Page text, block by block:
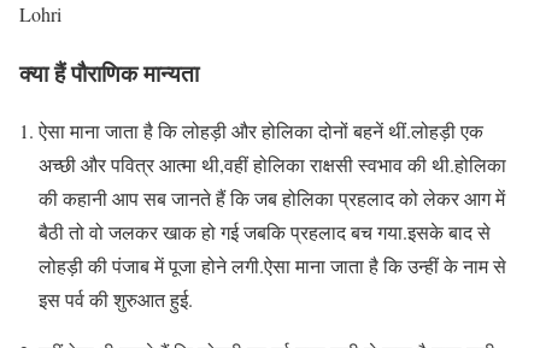
Lohri
क्या हैं पौराणिक मान्यता
ऐसा माना जाता है कि लोहड़ी और होलिका दोनों बहनें थीं.लोहड़ी एक
अच्छी और पवित्र आत्मा थी,वहीं होलिका राक्षसी स्वभाव की थी.होलिका
की कहानी आप सब जानते हैं कि जब होलिका प्रहलाद को लेकर आग में
बैठी तो वो जलकर खाक हो गई जबकि प्रहलाद बच गया.इसके बाद से
लोहड़ी की पंजाब में पूजा होने लगी.ऐसा माना जाता है कि उन्हीं के नाम से
इस पर्व की शुरुआत हुई.